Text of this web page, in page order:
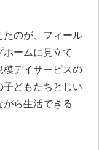
たのが、フィール
ホームに見立て
模デイサービスの
子どもたちとじい
ら生活できる